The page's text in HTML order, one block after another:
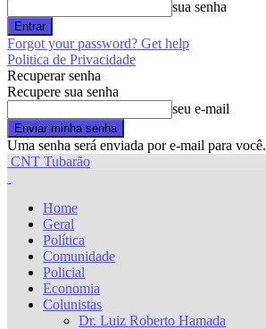
sua senha
Forgot your password? Get help
Politica de Privacidade
Recuperar senha
Recupere sua senha
seu e-mail
Uma senha será enviada por e-mail para você.
CNT Tubarão
Home
Geral
Política
Comunidade
Policial
Economia
Colunistas
Dr. Luiz Roberto Hamada